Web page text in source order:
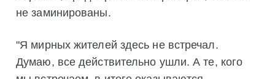
не заминированы.
"Я мирных жителей здесь не встречал.
Думаю, все действительно ушли. А те, кого